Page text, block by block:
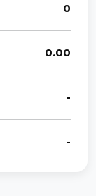
0
0.00
-
-